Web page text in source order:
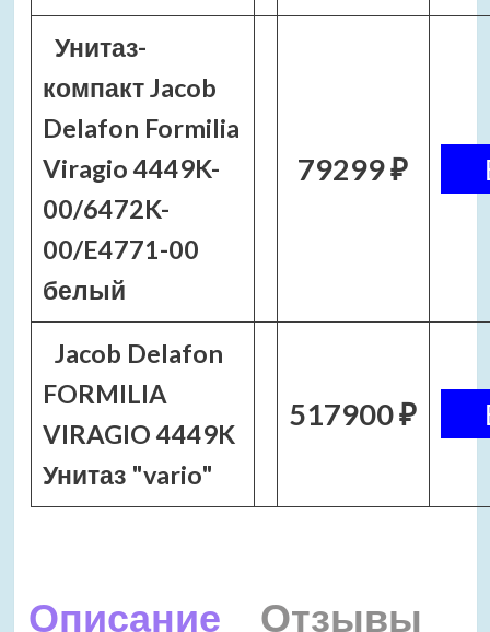
Унитаз-
компакт Jacob
Delafon Formilia
Viragio 4449K-
00/6472K-
00/E4771-00
белый
79299 ₽
Jacob Delafon
FORMILIA
VIRAGIO 4449K
Унитаз "vario"
517900 ₽
Описание
Отзывы